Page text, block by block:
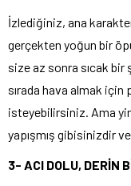
İzlediğiniz, ana karakter
gerçekten yoğun bir
size az sonra sıcak bir
sırada hava almak
isteyebilirsiniz. Ama
yapışmış gibisinizdir
3- ACI DOLU, DERİN